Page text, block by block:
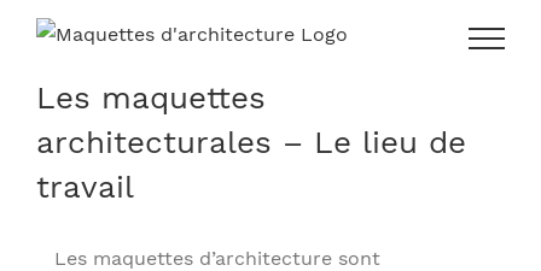
Skip
contentLes maquettes
architecturales – Le lieu de
travail
Les maquettes d’architecture sont